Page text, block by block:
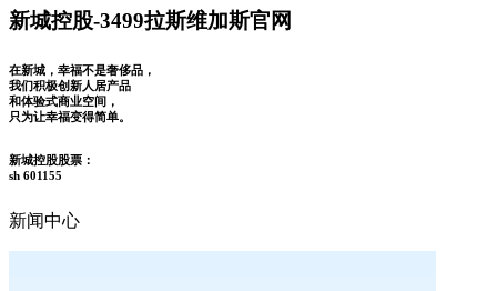
新城控股-3499拉斯维加斯官网
在新城，幸福不是奢侈品，
我们积极创新人居产品
和体验式商业空间，
只为让幸福变得简单。
新城控股股票：
sh 601155
新闻中心